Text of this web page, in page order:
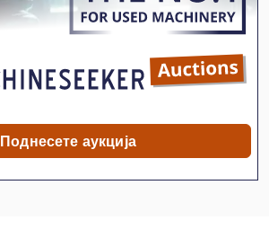
Поднесете аукција